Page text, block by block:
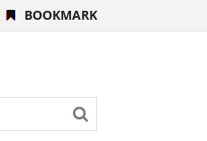
BOOKMARK